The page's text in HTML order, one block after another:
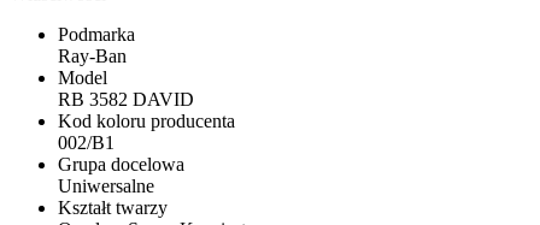
Podmarka
Ray-Ban
Model
RB 3582 DAVID
Kod koloru producenta
002/B1
Grupa docelowa
Uniwersalne
Kształt twarzy